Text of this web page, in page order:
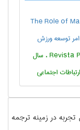
The Role of
نویسنده/ناشر/نام مجله: Revista Pedagógica ADAL ، سال
در زمینه ترجمه